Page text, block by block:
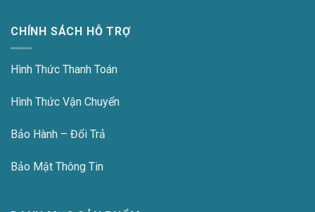
CHÍNH SÁCH HỖ TRỢ
Hình Thức Thanh Toán
Hình Thức Vận Chuyển
Bảo Hành – Đổi Trả
Bảo Mật Thông Tin